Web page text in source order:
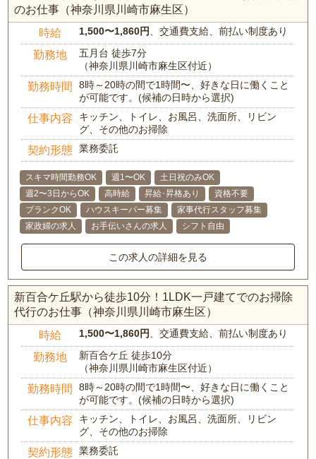
のお仕事（神奈川県川崎市麻生区）
時給 1,500〜1,860円 、交通費支給、前払い制度あり
勤務地
五月台 徒歩7分
（神奈川県川崎市麻生区付近）
勤務時間
8時～20時の間で1時間〜、好きな日に働くこと
が可能です。(候補の日時から選択)
仕事内容
キッチン、トイレ、お風呂、洗面所、リビン
グ、その他のお掃除
契約形態 業務委託
スキマ時間勤務OK 週1〜OK
土日祝のみOK
週2〜3日からOK
高時給 昇給･昇格あり
資格不要
ブランクOK
ハウスキーパー募集
家事代行スタッフ募集
家政婦の求人
お手伝いさんの求人 シフト自由
この求人の詳細を見る
新百合ケ丘駅から徒歩10分！1LDK一戸建てでのお掃除
代行のお仕事（神奈川県川崎市麻生区）
時給 1,500〜1,860円 、交通費支給、前払い制度あり
勤務地
新百合ケ丘 徒歩10分
（神奈川県川崎市麻生区付近）
勤務時間
8時～20時の間で1時間〜、好きな日に働くこと
が可能です。(候補の日時から選択)
仕事内容
キッチン、トイレ、お風呂、洗面所、リビン
グ、その他のお掃除
契約形態 業務委託